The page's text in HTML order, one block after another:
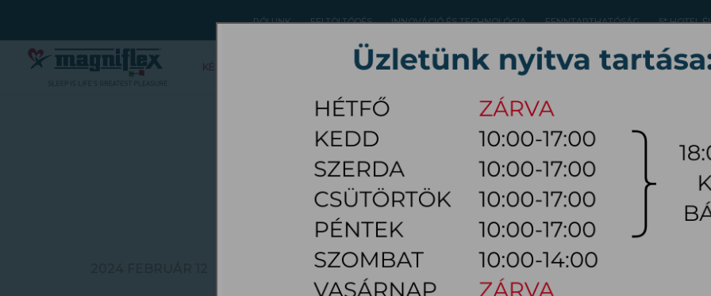
RÓLUNK FELTÖLTŐDÉS INNOVÁCIÓ ÉS TECHNOLÓGIA FENNTARTHATÓSÁG 5* HOTEL
KÉSZLET AKCIÓ PÁRNA TOPPER MATRACVÉDŐ
2040 Budaörs,
+36 70 626 0690 |